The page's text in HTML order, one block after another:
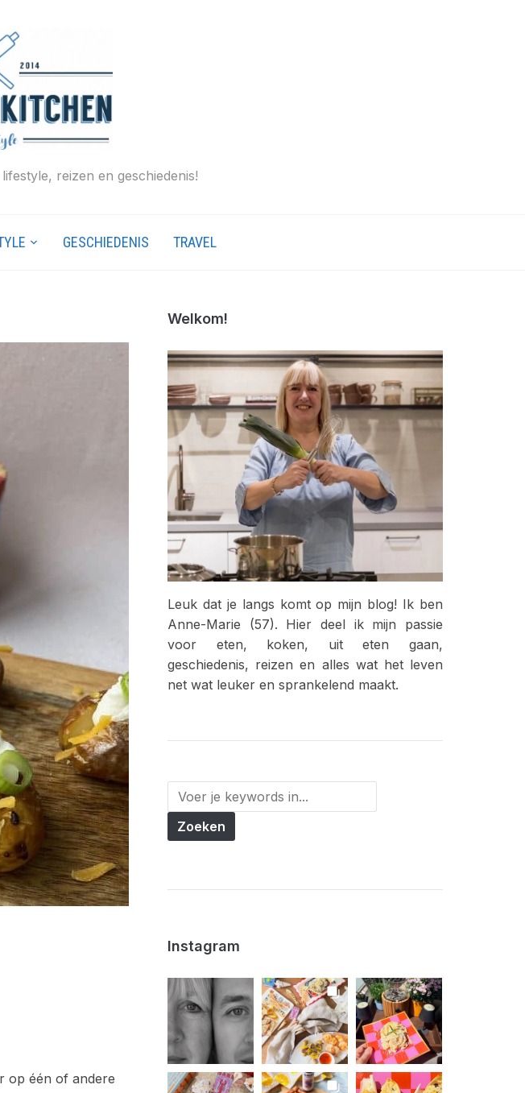
reizen en geschiedenis!
GESCHIEDENIS TRAVEL
op één of andere
Welkom!
Leuk dat je langs komt op mijn blog! Ik ben
Anne-Marie (57). Hier deel ik mijn passie
voor eten, koken, uit eten gaan,
geschiedenis, reizen en alles wat het leven
net wat leuker en sprankelend maakt.
Instagram